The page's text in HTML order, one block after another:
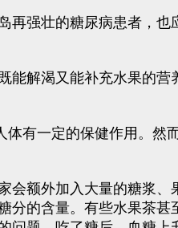
再强壮的糖尿病患者，也
能解渴又能补充水果的营
有一定的保健作用。然
会额外加入大量的糖浆、
分的含量。有些水果茶甚